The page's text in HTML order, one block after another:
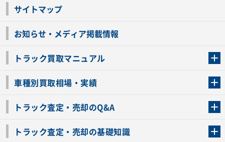
サイトマップ
お知らせ・メディア掲載情報
トラック買取マニュアル
車種別買取相場・実績
トラック査定・売却のQ&A
トラック査定・売却の基礎知識